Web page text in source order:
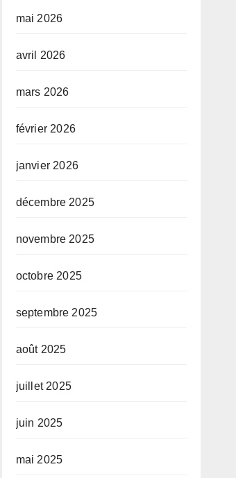
mai 2026
avril 2026
mars 2026
février 2026
janvier 2026
décembre 2025
novembre 2025
octobre 2025
septembre 2025
août 2025
juillet 2025
juin 2025
mai 2025